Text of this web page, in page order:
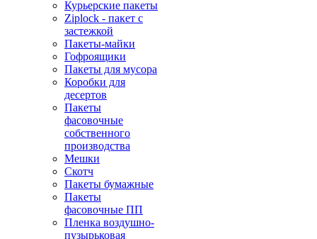
Курьерские пакеты
Ziplock - пакет с
застежкой
Пакеты-майки
Гофроящики
Пакеты для мусора
Коробки для
десертов
Пакеты
фасовочные
собственного
производства
Мешки
Скотч
Пакеты бумажные
Пакеты
фасовочные ПП
Пленка воздушно-
пузырьковая